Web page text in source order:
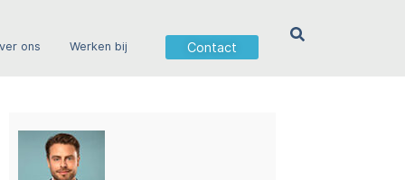
ons Werken bij Contact